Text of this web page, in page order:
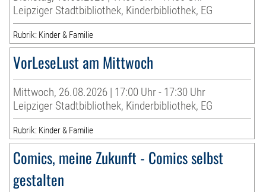
Leipziger Stadtbibliothek, Kinderbibliothek, EG
Rubrik: Kinder & Familie
VorLeseLust am Mittwoch
Mittwoch, 26.08.2026 | 17:00 Uhr - 17:30 Uhr
Leipziger Stadtbibliothek, Kinderbibliothek, EG
Rubrik: Kinder & Familie
Comics, meine Zukunft - Comics selbst
gestalten